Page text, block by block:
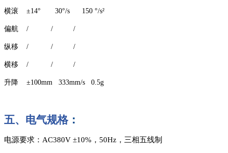
横滚 ±14° 30°/s 150 °/s²
偏航 / / /
纵移 / / /
横移 / / /
升降 ±100mm 333mm/s 0.5g
五、 电气规格：
电源要求： AC380V ±10%，50Hz，三相五线制